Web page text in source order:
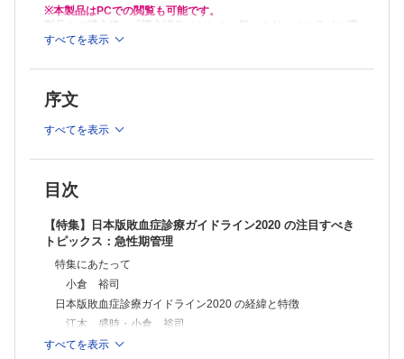
【症例】
ヒドロコルチゾンが著効したネオスチグミン不応性急性結腸偽閉塞症の
1 例
開心術術後に治療抵抗性Ventricular Tachycardia/Ventricular Fibrillation
が発症したが，内服抗不整脈薬とICD 植え込み術のうえ独歩退院できた
1 例
三浦 航・前畠 慶人・四宮 沙理・嶋津 和宏・山崎 克晃・西田
※本製品はPCでの閲覧も可能です。
製品のご購入後、「購入済ライセンス一覧」より、オンライン環
境で閲覧可能なPDF版をご覧いただけます。詳細は
推奨ブラウザ： Firefox 最新版 / Google Chrome 最新版 / Safari
すべてを表示
序文
すべてを表示
目次
【特集】日本版敗血症診療ガイドライン2020 の注目すべき
トピックス：急性期管理
特集にあたって
小倉 裕司
日本版敗血症診療ガイドライン2020 の経緯と特徴
江木 盛時・小倉 裕司
感染の診断
すべてを表示